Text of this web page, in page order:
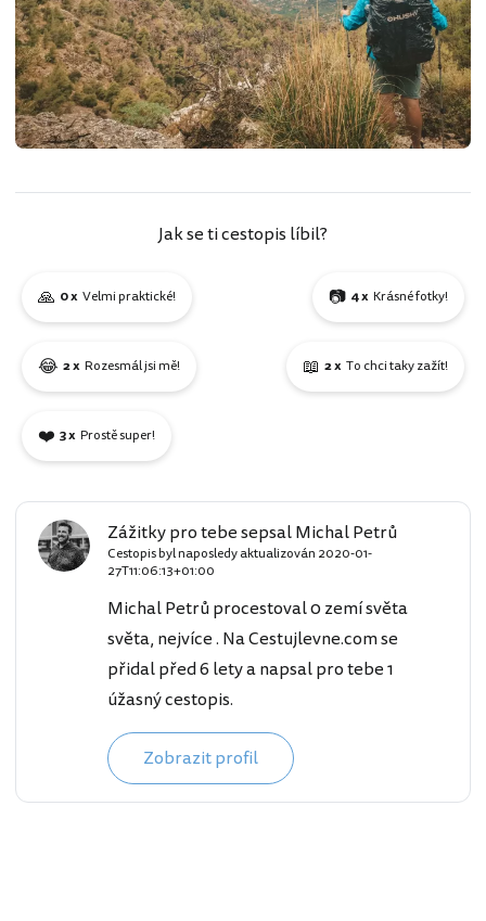
Jak se ti cestopis líbil?
🙏 0 x Velmi praktické! 📷 4 x Krásné fotky!
😂 2 x Rozesmál jsi mě! 📖 2 x To chci taky zažít!
❤️ 3 x Prostě super!
Zážitky pro tebe sepsal Michal Petrů
Cestopis byl naposledy aktualizován 2020-01-
27T11:06:13+01:00
Michal Petrů procestoval 0 zemí světa
světa, nejvíce . Na Cestujlevne.com se
přidal před 6 lety a napsal pro tebe 1
úžasný cestopis.
Zobrazit profil